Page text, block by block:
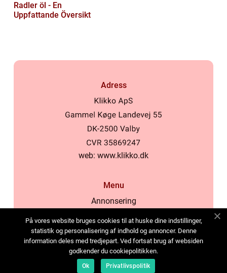
Radler öl - En
Uppfattande Översikt
Adress
web: www.klikko.dk
Menu
Annonsering
Cookies
Kontakta oss
Sitemap
På vores website bruges cookies til at huske dine indstillinger,
statistik og personalisering af indhold og annoncer. Denne
information deles med tredjepart. Ved fortsat brug af websiden
godkender du cookiepolitikken.
Ok Privatlivspolitik